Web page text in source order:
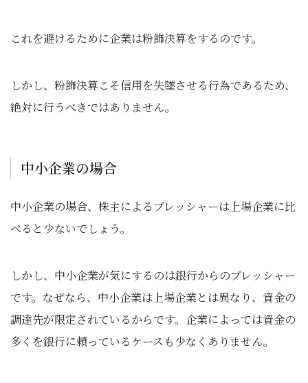
これを避けるために企業は粉飾決算をするのです。
しかし、粉飾決算こそ信用を失墜させる行為であるため、
絶対に行うべきではありません。
中小企業の場合
中小企業の場合、株主によるプレッシャーは上場企業に比
べると少ないでしょう。
しかし、中小企業が気にするのは銀行からのプレッシャー
です。なぜなら、中小企業は上場企業とは異なり、資金の
調達先が限定されているからです。企業によっては資金の
多くを銀行に頼っているケースも少なくありません。